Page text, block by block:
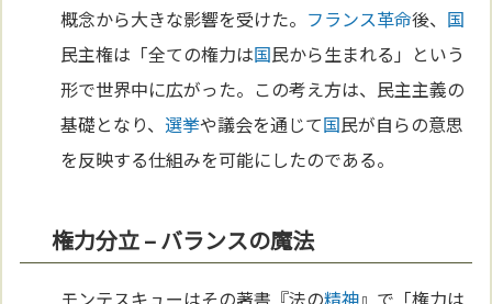
概念から大きな影響を受けた。 フランス革命後、 国
民主権は「全ての権力は国民から生まれる」という
形で世界中に広がった。この考え方は、民主主義の
基礎となり、 選挙や議会を通じて国民が自らの意思
を反映する仕組みを可能にしたのである。
権力分立 – バランスの魔法
モンテスキューはその著書『法の精神』で「権力は